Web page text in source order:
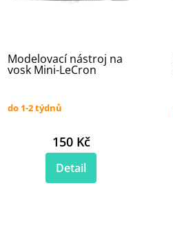
Modelovací nástroj na
vosk Mini-LeCron
do 1-2 týdnů
150 Kč
Detail